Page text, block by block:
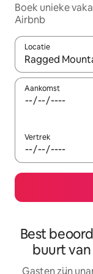
Boek unieke
Airbnb
Locatie
Wanneer er
Aankomst
Vertrek
Best
buurt
Gasten zijn